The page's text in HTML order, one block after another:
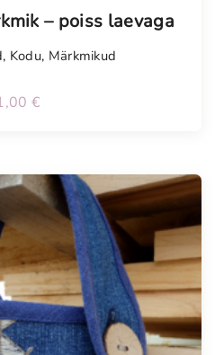
– poiss laevaga
, Kodu, Märkmikud
€